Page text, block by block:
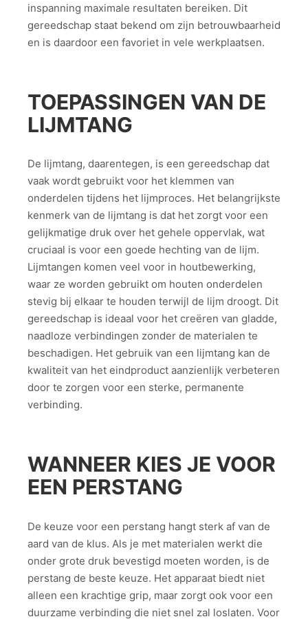
inspanning maximale resultaten bereiken. Dit
gereedschap staat bekend om zijn betrouwbaarheid
en is daardoor een favoriet in vele werkplaatsen.
TOEPASSINGEN VAN DE
LIJMTANG
De lijmtang, daarentegen, is een gereedschap dat
vaak wordt gebruikt voor het klemmen van
onderdelen tijdens het lijmproces. Het belangrijkste
kenmerk van de lijmtang is dat het zorgt voor een
gelijkmatige druk over het gehele oppervlak, wat
cruciaal is voor een goede hechting van de lijm.
Lijmtangen komen veel voor in houtbewerking,
waar ze worden gebruikt om houten onderdelen
stevig bij elkaar te houden terwijl de lijm droogt. Dit
gereedschap is ideaal voor het creëren van gladde,
naadloze verbindingen zonder de materialen te
beschadigen. Het gebruik van een lijmtang kan de
kwaliteit van het eindproduct aanzienlijk verbeteren
door te zorgen voor een sterke, permanente
verbinding.
WANNEER KIES JE VOOR
EEN PERSTANG
De keuze voor een perstang hangt sterk af van de
aard van de klus. Als je met materialen werkt die
onder grote druk bevestigd moeten worden, is de
perstang de beste keuze. Het apparaat biedt niet
alleen een krachtige grip, maar zorgt ook voor een
duurzame verbinding die niet snel zal loslaten. Voor